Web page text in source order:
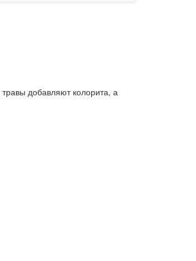
добавляют колорита, а